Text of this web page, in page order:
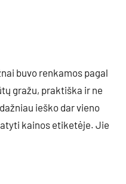
buvo renkamos pagal
gražu, praktiška ir ne
ieško dar vieno
kainos etiketėje. Jie